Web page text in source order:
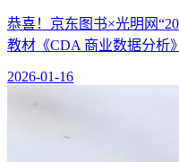
恭喜！京东图书×光明网
教材《CDA 商业数据分析
2026-01-16